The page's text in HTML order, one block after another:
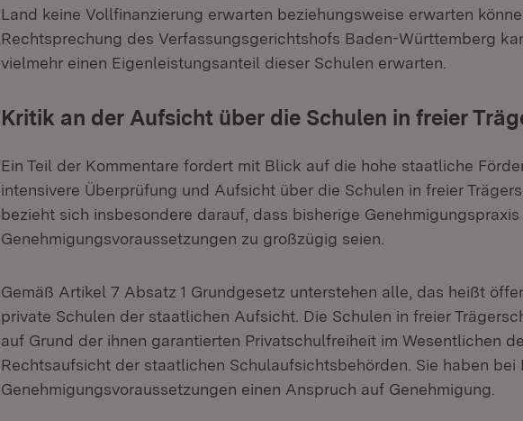
Land keine Vollfinanzierung erwarten beziehungsweise erwarten
Rechtsprechung des Verfassungsgerichtshofs Baden-Württemberg
vielmehr einen Eigenleistungsanteil dieser Schulen erwarten.
Kritik an der Aufsicht über die Schulen in freier
Ein Teil der Kommentare fordert mit Blick auf die hohe staatliche
intensivere Überprüfung und Aufsicht über die Schulen in freier
bezieht sich insbesondere darauf, dass bisherige Genehmigungspraxis
Genehmigungsvoraussetzungen zu großzügig seien.
Gemäß Artikel 7 Absatz 1 Grundgesetz unterstehen alle, das heißt
private Schulen der staatlichen Aufsicht. Die Schulen in freier
auf Grund der ihnen garantierten Privatschulfreiheit im Wesentlichen
Rechtsaufsicht der staatlichen Schulaufsichtsbehörden. Sie haben bei
Genehmigungsvoraussetzungen einen Anspruch auf Genehmigung.